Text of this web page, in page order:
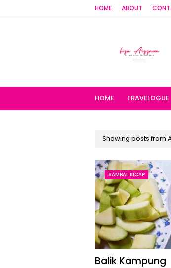
HOME ABOUT
HOME TRAVELOGUE
Showing posts from
SAMBAL KICAP
Balik Kampung